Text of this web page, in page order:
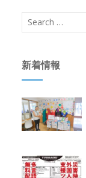
新着情報